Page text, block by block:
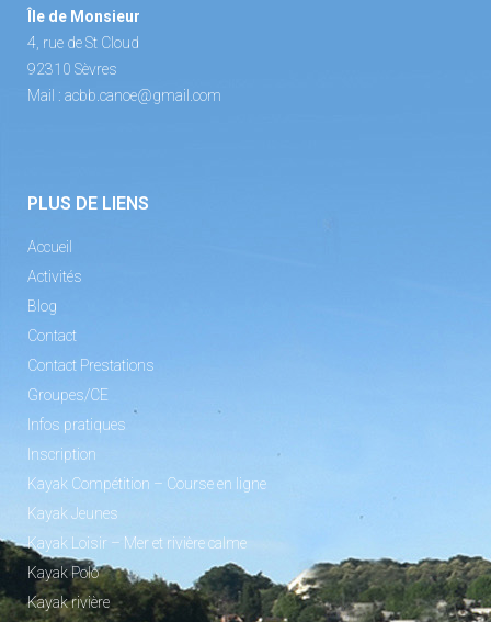
Île de Monsieur
4, rue de St Cloud
92310 Sèvres
Mail : acbb.canoe@gmail.com
PLUS DE LIENS
Accueil
Activités
Blog
Contact
Contact Prestations
Groupes/CE
Infos pratiques
Inscription
Kayak Compétition – Course en ligne
Kayak Jeunes
Kayak Loisir – Mer et rivière calme
Kayak Polo
Kayak rivière